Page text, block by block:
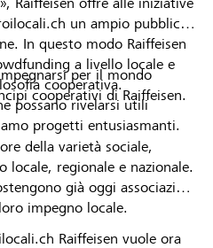
un ampio pubblico
In questo modo Raiffeisen
a livello locale e
cooperativa.
possano rivelarsi utili
progetti entusiasmanti.
per il mondo
cooperativi di Raiffeisen.
della varietà sociale,
locale, regionale e nazionale.
già oggi associazioni
impegno locale.
Raiffeisen vuole ora